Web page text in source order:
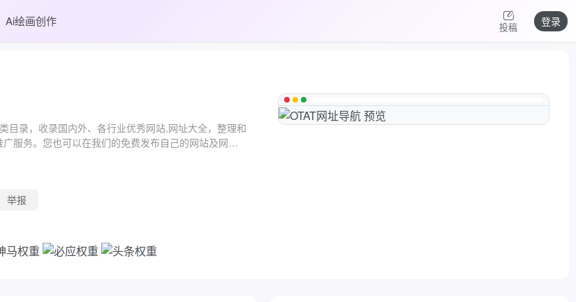
Ai绘画创作 投稿 登录
目录，收录国内外、各行业优秀网站,网址大全，整理和
服务。您也可以在我们的免费发布自己的网站及网站
举报